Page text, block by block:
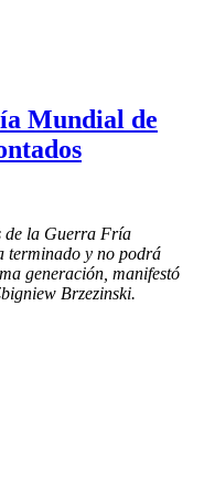
Mundial de
de la Guerra Fría
terminado y no podrá
generación, manifestó
Brzezinski.